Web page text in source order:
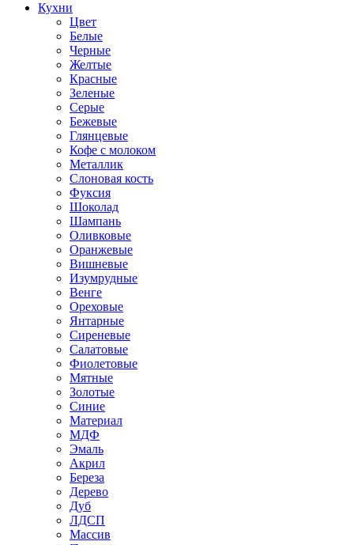
Кухни
Цвет
Белые
Черные
Желтые
Красные
Зеленые
Серые
Бежевые
Глянцевые
Кофе с молоком
Металлик
Слоновая кость
Фуксия
Шоколад
Шампань
Оливковые
Оранжевые
Вишневые
Изумрудные
Венге
Ореховые
Янтарные
Сиреневые
Салатовые
Фиолетовые
Мятные
Золотые
Синие
Материал
МДФ
Эмаль
Акрил
Береза
Дерево
Дуб
ЛДСП
Массив